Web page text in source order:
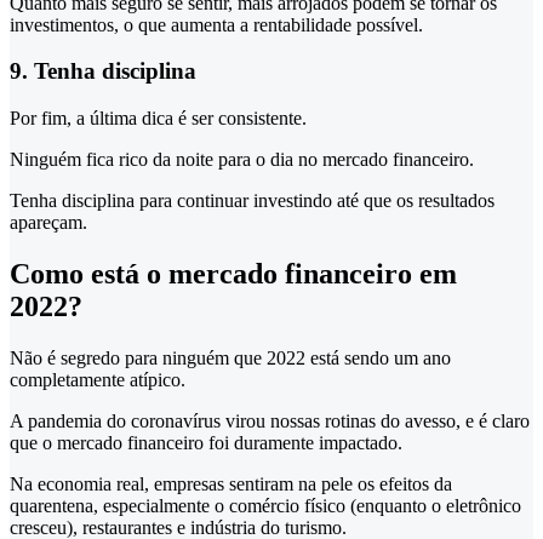
investimentos, o que aumenta a rentabilidade possível.
9. Tenha disciplina
Por fim, a última dica é ser consistente.
Ninguém fica rico da noite para o dia no mercado financeiro.
Tenha disciplina para continuar investindo até que os resultados
apareçam.
Como está o mercado financeiro em
2022?
Não é segredo para ninguém que 2022 está sendo um ano
completamente atípico.
A pandemia do coronavírus virou nossas rotinas do avesso, e é claro
que o mercado financeiro foi duramente impactado.
Na economia real, empresas sentiram na pele os efeitos da
quarentena, especialmente o comércio físico (enquanto o eletrônico
cresceu), restaurantes e indústria do turismo.